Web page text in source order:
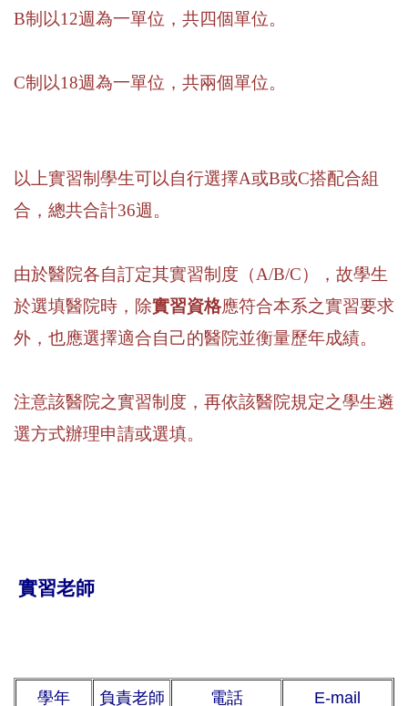
B制以12週為一單位，共四個單位。
C制以18週為一單位，共兩個單位。
以上實習制學生可以自行選擇A或B或C搭配合組
合，總共合計36週。
由於醫院各自訂定其實習制度（A/B/C），故學生
於選填醫院時，除實習資格應符合本系之實習要求
外，也應選擇適合自己的醫院並衡量歷年成績。
注意該醫院之實習制度，再依該醫院規定之學生遴
選方式辦理申請或選填。
實習老師
學年 負責老師 電話
E-mail